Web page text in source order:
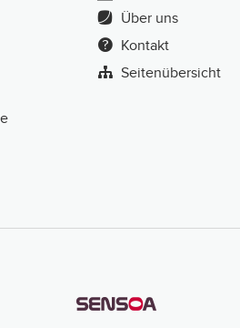
Über uns
Kontakt
Seitenübersicht